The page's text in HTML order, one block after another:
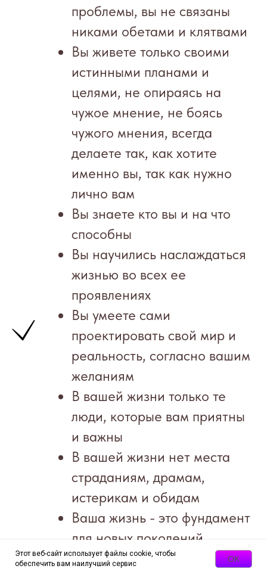
Этот веб-сайт использует файлы cookie, чтобы
обеспечить вам наилучший сервис
OK
проблемы, вы не связаны
никами обетами и клятвами
Вы живете только своими
истинными планами и
целями, не опираясь на
чужое мнение, не боясь
чужого мнения, всегда
делаете так, как хотите
именно вы, так как нужно
лично вам
Вы знаете кто вы и на что
способны
Вы научились наслаждаться
жизнью во всех ее
проявлениях
Вы умеете сами
проектировать свой мир и
реальность, согласно вашим
желаниям
В вашей жизни только те
люди, которые вам приятны
и важны
В вашей жизни нет места
страданиям, драмам,
истерикам и обидам
Ваша жизнь - это фундамент
для новых поколений,
которые придут сюда не